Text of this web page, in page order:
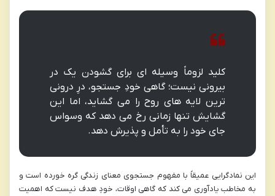
کلید لزوماً وسیله ای برای گشودن یک در
بیرونی نیست؛ گاهی خودِ جستجو، درِ درونی
ترین لایه های روح را می گشاید، اما این
گشایش تنها زمانی رخ می دهد که وسواس
جای خود را به تأمل و پذیرش دهد.
این نمادگرایی عمیقاً با مفهوم جستجوی معنای زندگی گره خورده است و
به مخاطب یادآوری می کند که گاهی اوقات، خودِ هدف نیست که اهمیت